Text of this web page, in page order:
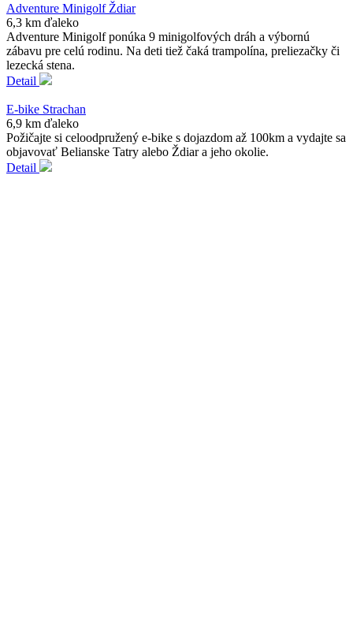
Adventure Minigolf Ždiar
6,3 km ďaleko
Adventure Minigolf ponúka 9 minigolfových dráh a výbornú
zábavu pre celú rodinu. Na deti tiež čaká trampolína, preliezačky či
lezecká stena.
Detail
E-bike Strachan
6,9 km ďaleko
Požičajte si celoodpružený e-bike s dojazdom až 100km a vydajte sa
objavovať Belianske Tatry alebo Ždiar a jeho okolie.
Detail